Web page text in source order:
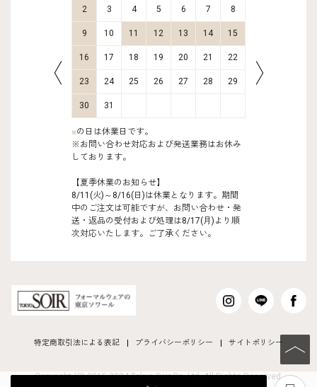
2 3 4 5 6 7 8
9 10 11 12 13 14 15
16 17 18 19 20 21 22
23 24 25 26 27 28 29
30 31
■の日は休業日です。
※お問い合わせ対応および発送業務はお休み
しております。
【夏季休業のお知らせ】
8/11(火)～8/16(日)は休業となります。期間
中のご注文は可能ですが、お問い合わせ・発
送・返品の受付および処理は8/17(月)より順
次対応いたします。ご了承ください。
特定商取引法による表記 プライバシーポリシー サイトポリシー
Copyright (C) 2015-2024 Tokyo Soir Co ,Ltd. All Rights Reserved.